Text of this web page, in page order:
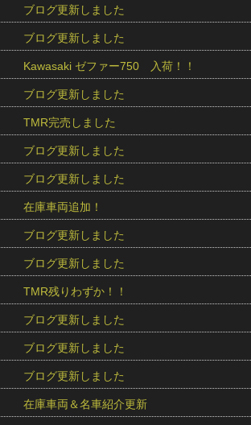
ブログ更新しました
ブログ更新しました
Kawasaki ゼファー750 入荷！！
ブログ更新しました
TMR完売しました
ブログ更新しました
ブログ更新しました
在庫車両追加！
ブログ更新しました
ブログ更新しました
TMR残りわずか！！
ブログ更新しました
ブログ更新しました
ブログ更新しました
在庫車両＆名車紹介更新